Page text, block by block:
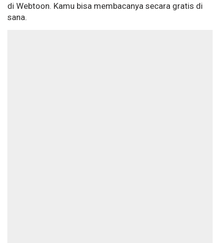
di Webtoon. Kamu bisa membacanya secara gratis di
sana.